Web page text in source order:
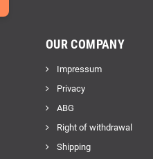
OUR COMPANY
Impressum
Privacy
ABG
Right of withdrawal
Shipping